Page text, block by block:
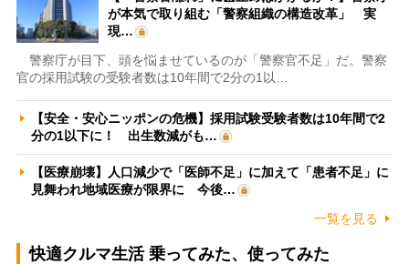
が本気で取り組む「警察組織の構造改革」 実
現…
警察庁が目下、頭を悩ませているのが「警察官不足」だ。警察
官の採用試験の受験者数は10年間で2分の1以…
【安全・安心ニッポンの危機】採用試験受験者数は10年間で2
分の1以下に！ 出生数減がも…
【医療崩壊】人口減少で「医師不足」に加えて「患者不足」に
見舞われ地域医療が限界に 今後…
一覧を見る
快適クルマ生活 乗ってみた、使ってみた